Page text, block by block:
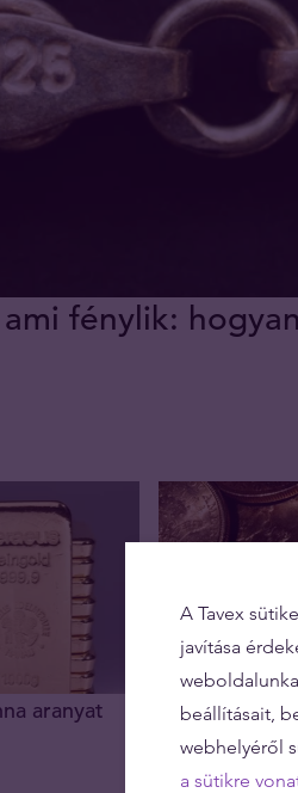
fénylik:
aranyat
A svájciak
14.04.2023
A Tavex
javítása
beállításait,
webhelyéről
a sütikre